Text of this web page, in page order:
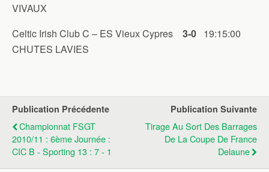
VIVAUX
Celtic Irish Club C – ES Vieux Cypres 3-0 19:15:00
CHUTES LAVIES
Publication Précédente
Championnat FSGT
2010/11 : 6ème Journée :
CIC B - Sporting 13 : 7 - 1
Publication Suivante
Tirage Au Sort Des Barrages
De La Coupe De France
Delaune